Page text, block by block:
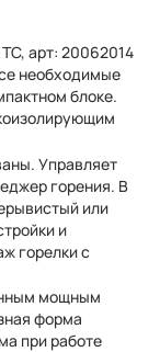
арт: 20062014
необходимые
блоке.
Управляет
горения. В
или
и
горелки с
мощным
форма
при работе